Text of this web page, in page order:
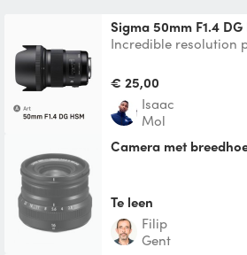
Sigma 50mm F1.4
Incredible resolution
benchmark large-
€ 25,00
Isaac
Mol
Camera met
Te leen
filip
Gent